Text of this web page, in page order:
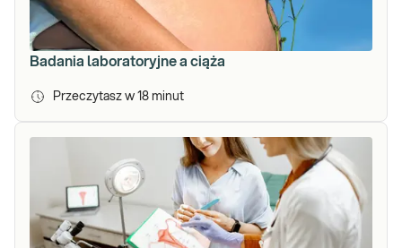
Badania laboratoryjne a ciąża
Przeczytasz w 18 minut